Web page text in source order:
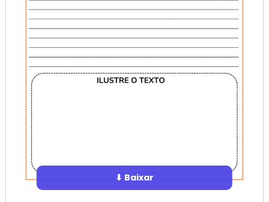
⬇ Baixar